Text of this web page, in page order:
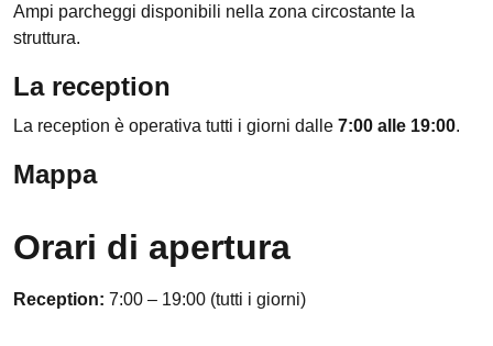
Ampi parcheggi disponibili nella zona circostante la
struttura.
La reception
La reception è operativa tutti i giorni dalle 7:00 alle 19:00.
Mappa
Orari di apertura
Reception: 7:00 – 19:00 (tutti i giorni)